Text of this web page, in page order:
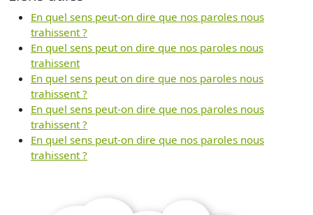
En quel sens peut-on dire que nos paroles nous
trahissent ?
En quel sens peut on dire que nos paroles nous
trahissent
En quel sens peut on dire que nos paroles nous
trahissent ?
En quel sens peut-on dire que nos paroles nous
trahissent ?
En quel sens peut-on dire que nos paroles nous
trahissent ?